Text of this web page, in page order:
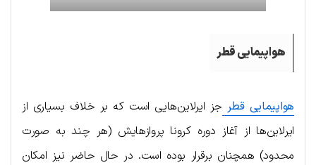
هواپیمایی قطر
هواپیمایی قطر جز ایرلاین‌هایی است که بر خلاف بسیاری از
ایرلاین‌ها از آغاز دوره کرونا پروازهایش (هر چند به صورت
محدود) همچنان برقرار بوده است. در حال حاضر نیز امکان